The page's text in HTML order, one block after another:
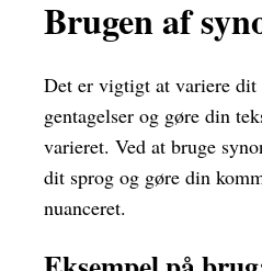
Brugen af
Det er vigtigt at variere dit
gentagelser og gøre din
varieret. Ved at bruge
dit sprog og gøre din
nuanceret.